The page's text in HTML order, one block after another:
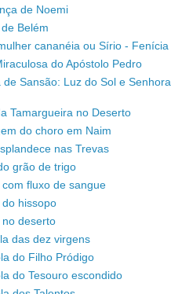
de Noemi
Belém
cananéia ou Sírio - Fenícia
do Apóstolo Pedro
de Sansão: Luz do Sol e Senhora
Tamargueira no Deserto
do choro em Naim
nas Trevas
grão de trigo
com fluxo de sangue
hissopo
no deserto
das dez virgens
do Filho Pródigo
do Tesouro escondido